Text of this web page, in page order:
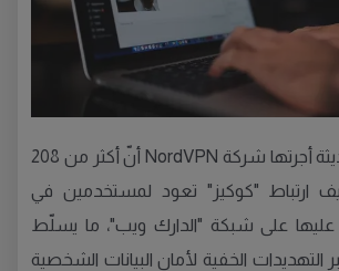
كشفت دراسة حديثة أجرتها شركة NordVPN أنّ أكثر من 208
ارتباط "كوكيز" تعود لمستخدمين في
عليها على شبكة "الدارك ويب"، ما يسلّط
التهديدات الخفية لأمان البيانات الشخصية